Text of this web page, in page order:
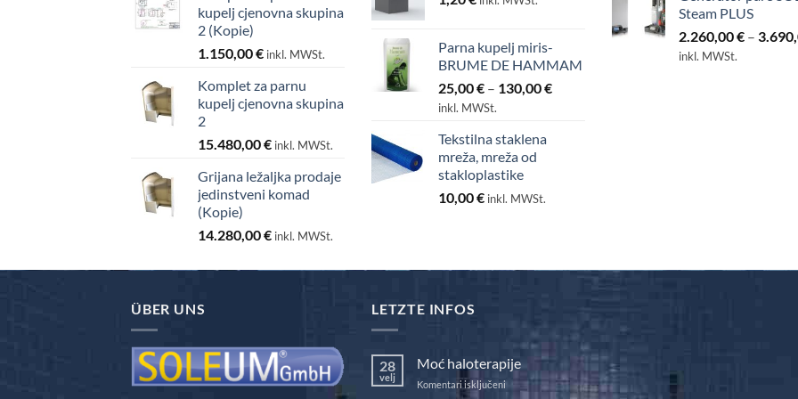
kupelj cjenovna skupina
2 (Kopie)
1.150,00€ inkl. MWSt.
Komplet za parnu
kupelj cjenovna skupina
2
15.480,00€ inkl. MWSt.
Grijana ležaljka prodaje
jedinstveni komad
(Kopie)
14.280,00€ inkl. MWSt.
Parna kupelj miris-
BRUME DE HAMMAM
25,00€ – 130,00€Raspon
inkl. MWSt.
Tekstilna staklena
mreža, mreža od
stakloplastike
10,00€ inkl. MWSt.
Steam PLUS
2.260,00€ –
inkl. MWSt.
ÜBER UNS LETZTE INFOS
28
velj
Moć haloterapije
Komentari isključeniza